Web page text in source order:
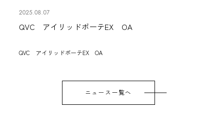
2025.08.07
QVC アイリッドボーテEX OA
QVC アイリッドボーテEX OA
ニュース一覧へ